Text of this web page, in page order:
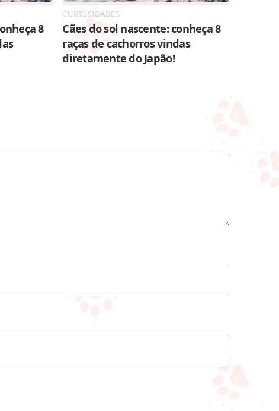
8
CURIOSIDADES
Cães do sol nascente: conheça 8
raças de cachorros vindas
diretamente do Japão!